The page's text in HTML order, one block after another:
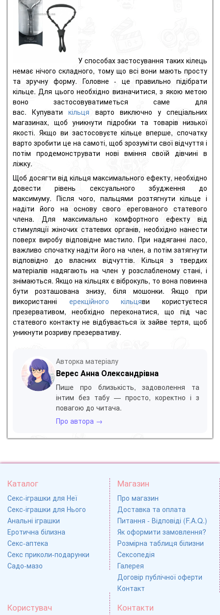
У способах застосування таких кілець
немає нічого складного, тому що всі вони мають просту
та зручну форму. Головне - це правильно підібрати
кільце. Для цього необхідно визначитися, з якою метою
воно застосовуватиметься саме для
вас. Купуватикільця варто виключно у спеціальних
магазинах, щоб уникнути підробки та товарів низької
якості. Якщо ви застосовуєте кільце вперше, спочатку
варто зробити це на самоті, щоб зрозуміти свої відчуття і
потім продемонструвати нові вміння своїй дівчині в
ліжку.
Щоб досягти від кільця максимального ефекту, необхідно
довести рівень сексуального збудження до
максимуму. Після чого, пальцями розтягнути кільце і
надіти його на основу свого ерегованого статевого
члена. Для максимально комфортного ефекту від
стимуляції жіночих статевих органів, необхідно нанести
поверх виробу відповідне мастило. При надяганні ласо,
важливо спочатку надіти його на член, а потім затягнути
відповідно до власних відчуттів. Кільця з твердих
матеріалів надягають на член у розслабленому стані, і
знімаються. Якщо на кільцях є віброкуль, то вона повинна
бути розташована знизу, біля мошонки. Якщо при
використанні ерекційного кільцяви користуєтеся
презервативом, необхідно переконатися, що під час
статевого контакту не відбувається їх зайве тертя, щоб
уникнути розриву презервативу.
Авторка матеріалу
Верес Анна Олександрівна
Пише про близькість, задоволення та
інтим без табу — просто, коректно і з
повагою до читача.
Про автора →
Каталог
Секс-іграшки для Неї
Секс-іграшки для Нього
Анальні іграшки
Еротична білизна
Секс-аптека
Секс приколи-подарунки
Садо-мазо
Магазин
Про магазин
Доставка та оплата
Питання - Відповіді (F.A.Q.)
Як оформити замовлення?
Розмірна таблиця білизни
Сексопедія
Галерея
Договір публічної оферти
Контакт
Користувач Контакти